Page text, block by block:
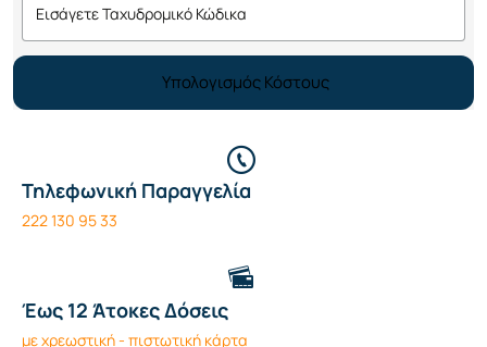
Υπολογισμός Κόστους
Τηλεφωνική Παραγγελία
222 130 95 33
Έως 12 Άτοκες Δόσεις
με χρεωστική - πιστωτική κάρτα